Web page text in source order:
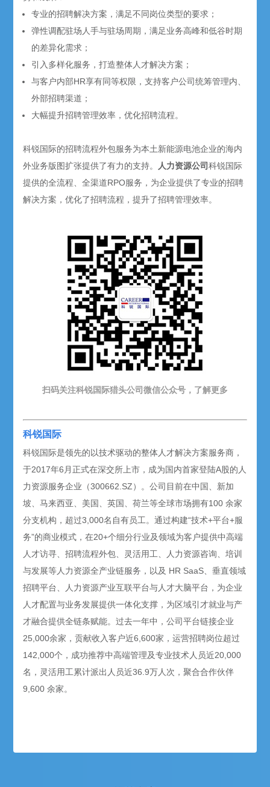
专业的招聘解决方案，满足不同岗位类型的要求；
弹性调配驻场人手与驻场周期，满足业务高峰和低谷时期
的差异化需求；
引入多样化服务，打造整体人才解决方案；
与客户内部HR享有同等权限，支持客户公司统筹管理内、
外部招聘渠道；
大幅提升招聘管理效率，优化招聘流程。
科锐国际的招聘流程外包服务为本土新能源电池企业的海内
外业务版图扩张提供了有力的支持。 人力资源公司科锐国际
提供的全流程、全渠道RPO服务，为企业提供了专业的招聘
解决方案，优化了招聘流程，提升了招聘管理效率。
扫码关注科锐国际猎头公司微信公众号，了解更多
科锐国际
科锐国际是领先的以技术驱动的整体人才解决方案服务商，
于2017年6月正式在深交所上市，成为国内首家登陆A股的人
力资源服务企业（300662.SZ）。公司目前在中国、新加
坡、马来西亚、美国、英国、荷兰等全球市场拥有100 余家
分支机构，超过3,000名自有员工。通过构建“技术+平台+服
务”的商业模式，在20+个细分行业及领域为客户提供中高端
人才访寻、招聘流程外包、灵活用工、人力资源咨询、培训
与发展等人力资源全产业链服务，以及 HR SaaS、垂直领域
招聘平台、人力资源产业互联平台与人才大脑平台，为企业
人才配置与业务发展提供一体化支撑，为区域引才就业与产
才融合提供全链条赋能。过去一年中，公司平台链接企业
25,000余家，贡献收入客户近6,600家，运营招聘岗位超过
142,000个，成功推荐中高端管理及专业技术人员近20,000
名，灵活用工累计派出人员近36.9万人次，聚合合作伙伴
9,600 余家。